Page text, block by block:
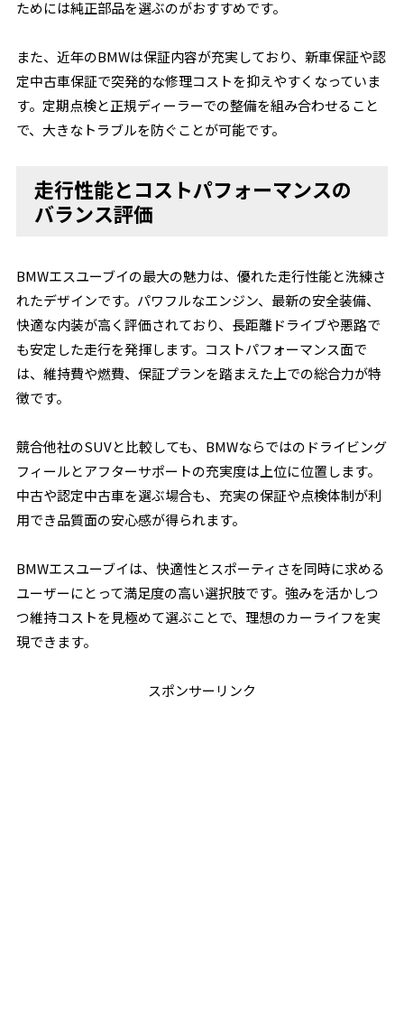
ためには純正部品を選ぶのがおすすめです。
また、近年のBMWは保証内容が充実しており、新車保証や認
定中古車保証で突発的な修理コストを抑えやすくなっていま
す。定期点検と正規ディーラーでの整備を組み合わせること
で、大きなトラブルを防ぐことが可能です。
走行性能とコストパフォーマンスの
バランス評価
BMWエスユーブイの最大の魅力は、優れた走行性能と洗練さ
れたデザインです。パワフルなエンジン、最新の安全装備、
快適な内装が高く評価されており、長距離ドライブや悪路で
も安定した走行を発揮します。コストパフォーマンス面で
は、維持費や燃費、保証プランを踏まえた上での総合力が特
徴です。
競合他社のSUVと比較しても、BMWならではのドライビング
フィールとアフターサポートの充実度は上位に位置します。
中古や認定中古車を選ぶ場合も、充実の保証や点検体制が利
用でき品質面の安心感が得られます。
BMWエスユーブイは、快適性とスポーティさを同時に求める
ユーザーにとって満足度の高い選択肢です。強みを活かしつ
つ維持コストを見極めて選ぶことで、理想のカーライフを実
現できます。
スポンサーリンク